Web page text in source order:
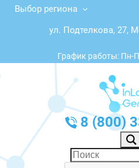
Выбор региона
ул. Подтелкова, 27,
График работы: Пн-
8 (800)